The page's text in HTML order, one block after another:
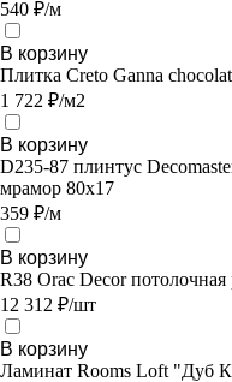
540 ₽/м
В корзину
Плитка Creto Ganna
1 722 ₽/м2
В корзину
D235-87 плинтус
мрамор 80x17
359 ₽/м
В корзину
R38 Orac Decor потолочная
12 312 ₽/шт
В корзину
Ламинат Rooms Loft "Дуб